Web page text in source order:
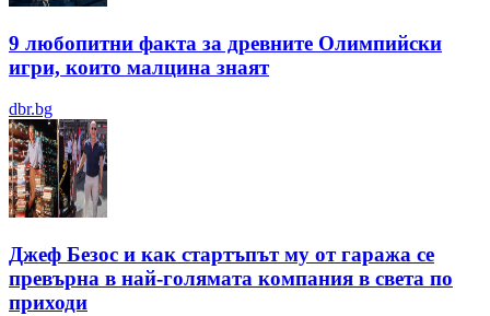
9 любопитни факта за древните Олимпийски
игри, които малцина знаят
dbr.bg
Джеф Безос и как стартъпът му от гаража се
превърна в най-голямата компания в света по
приходи